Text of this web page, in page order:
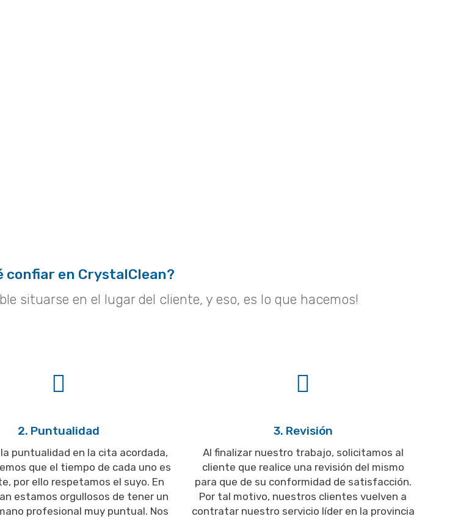
confiar en CrystalClean?
situarse en el lugar del cliente, y eso, es lo que hacemos!
2. Puntualidad
puntualidad en la cita acordada,
que el tiempo de cada uno es
por ello respetamos el suyo. En
estamos orgullosos de tener un
profesional muy puntual. Nos
3. Revisión
Al finalizar nuestro trabajo, solicitamos al
cliente que realice una revisión del mismo
para que de su conformidad de satisfacción.
Por tal motivo, nuestros clientes vuelven a
contratar nuestro servicio líder en la provincia